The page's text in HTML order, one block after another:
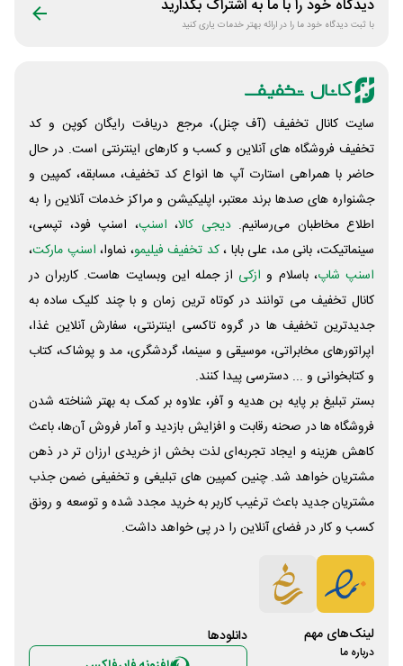
دیدگاه خود را با ما به اشتراک بگذارید
با ثبت دیدگاه خود ما را در ارائه بهتر خدمات یاری کنید
سایت کانال تخفیف (آف چنل)، مرجع دریافت رایگان کوپن و کد
تخفیف فروشگاه های آنلاین و کسب و‌ کارهای اینترنتی است. در حال
حاضر با همراهی استارت آپ ها انواع کد تخفیف، مسابقه، کمپین و
جشنواره های صدها برند معتبر، اپلیکیشن و مراکز خدمات آنلاین را به
اطلاع مخاطبان می‌رسانیم. دیجی کالا، اسنپ، اسنپ فود، تپسی،
سینماتیکت، بانی مد، علی‌ بابا ،کد تخفیف فیلیمو، نماوا، اسنپ مارکت،
اسنپ شاپ، باسلام و ازکی از جمله این وبسایت ‌هاست. کاربران در
کانال تخفیف می توانند در کوتاه ترین زمان و با چند کلیک ساده به
جدیدترین تخفیف ها در گروه تاکسی اینترنتی، سفارش آنلاین غذا،
اپراتورهای مخابراتی، موسیقی و سینما، گردشگری، مد و پوشاک، کتاب
و کتابخوانی و ... دسترسی پیدا کنند.
بستر تبلیغ بر پایه بن هدیه و آفر، علاوه بر کمک به بهتر شناخته شدن
فروشگاه ها در صحنه رقابت و افزایش بازدید و آمار فروش آن‌ها، باعث
کاهش هزینه و ایجاد تجربه‌ای لذت بخش از خریدی ارزان تر در ذهن
مشتریان خواهد شد. چنین کمپین های تبلیغی و تخفیفی ضمن جذب
مشتریان جدید باعث ترغیب کاربر به خرید مجدد شده و توسعه و رونق
کسب و کار در فضای آنلاین را در پی خواهد داشت.
لینک‌های مهم
درباره ما
دانلود‌ها